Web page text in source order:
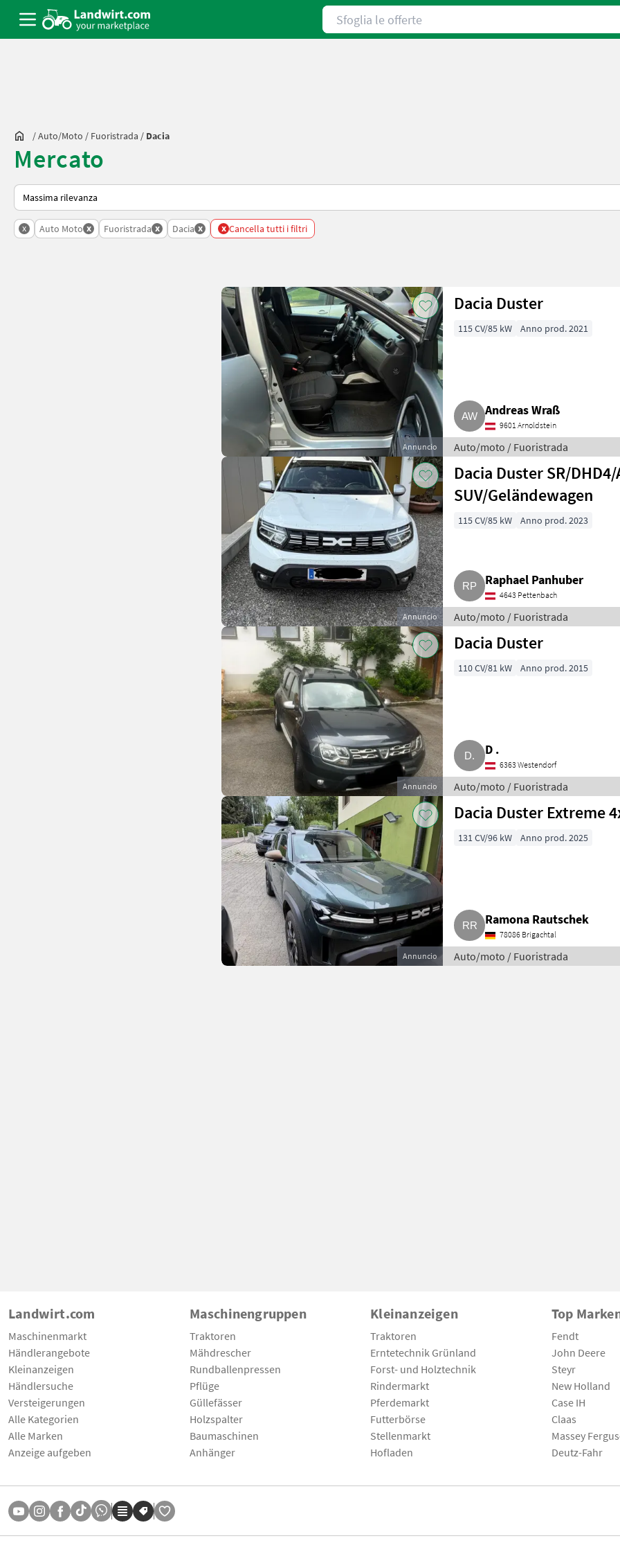
Sfoglia le offerte
/Auto/moto / Fuoristrada / Dacia
Mercato
Ecco come viene ordinato su Landwirt.com
x Auto Moto x Fuoristrada x Dacia x x Cancella tutti i filtri
Annuncio
Dacia Duster
115 CV/85 kW Anno prod. 2021
Andreas Wraß
9601 Arnoldstein
Auto/moto / Fuoristrada
Annuncio
Dacia Duster SR/
SUV/Geländewagen
115 CV/85 kW Anno prod. 2023
Raphael Panhuber
4643 Pettenbach
Auto/moto / Fuoristrada
Annuncio
Dacia Duster
110 CV/81 kW Anno prod. 2015
D .
6363 Westendorf
Auto/moto / Fuoristrada
Annuncio
Dacia Duster Extreme
131 CV/96 kW Anno prod. 2025
Ramona Rautschek
78086 Brigachtal
Auto/moto / Fuoristrada
Landwirt.com
Maschinenmarkt
Händlerangebote
Kleinanzeigen
Händlersuche
Versteigerungen
Alle Kategorien
Alle Marken
Anzeige aufgeben
Maschinengruppen
Traktoren
Mähdrescher
Rundballenpressen
Pflüge
Güllefässer
Holzspalter
Baumaschinen
Anhänger
Kleinanzeigen
Traktoren
Erntetechnik Grünland
Forst- und Holztechnik
Rindermarkt
Pferdemarkt
Futterbörse
Stellenmarkt
Hofladen
Top
Fendt
John Deere
Steyr
New Holland
Case IH
Claas
Massey
Deutz-Fahr